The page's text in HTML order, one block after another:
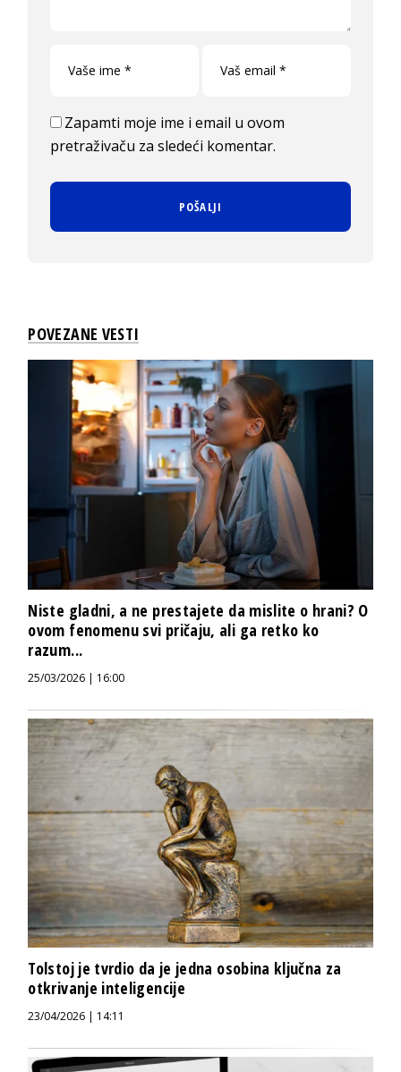
Zapamti moje ime i email u ovom
pretraživaču za sledeći komentar.
POVEZANE VESTI
Niste gladni, a ne prestajete da mislite o hrani? O
ovom fenomenu svi pričaju, ali ga retko ko
razum...
25/03/2026 | 16:00
Tolstoj je tvrdio da je jedna osobina ključna za
otkrivanje inteligencije
23/04/2026 | 14:11